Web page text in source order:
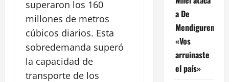
superaron los 160
millones de metros
cúbicos diarios. Esta
sobredemanda superó
la capacidad de
transporte de los
a De
Mendiguren:
«Vos
arruinaste
el país»